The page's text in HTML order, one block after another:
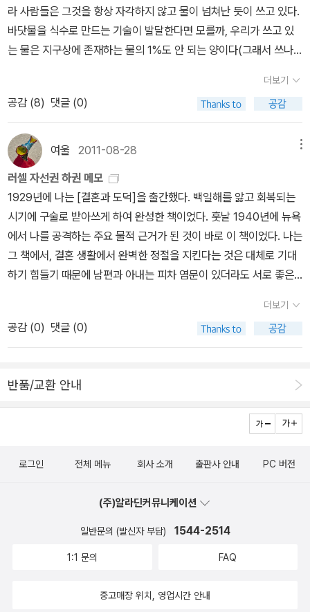
라 사람들은 그것을 항상 자각하지 않고 물이 넘쳐난 듯이 쓰고 있다.
바닷물을 식수로 만드는 기술이 발달한다면 모를까, 우리가 쓰고 있
는 물은 지구상에 존재하는 물의 1%도 안 되는 양이다(그래서 쓰나
사람들이 미래에 마실 물이 부족해질 것이고, 남은 물을 차지하기 위
해 '전쟁'을 일으킬 거라고 경고했다. 이 책은 소설의 입을 빌려 그 때
가 얼마 남지 않았다고 말한다. 2017년이면 10년도 채 남지 않은 것
이다. 마실 물이 없어 싸우고 괴로워하는 인간의 모습을 생생하게 묘
사해서 관심이 간다. 그럼에도 신기한 것은 이 소설이 청소년을 위한
소설이라는 사실이다. 그러니까 모두에게 주는 경고다. 물 좀 아껴쓰
라고. 이 책의 경고가 부디 현실에서도 이루어지길(하지만 소설이기
에 그 대안책을 철저하게 제시하지 못한다. 그저 이럴 것이다고만 말
할 뿐). 무엇보다 식수전쟁 같은, 인류 스스로가 초래한 비극이 없기
를.(이렇게 네 권으로 표지를 늘어놓을 수 있다니, 그 자체로 만족이
다)『견인도시 연대기』. 이번 페이퍼가 주로 다룰 책은 소설이 아니지
만은 이 소설을 뛰어넘어갈 수 없다. 개인적으로 이번 달에 나온 최고
의 신작이라고 생각한다. 물론 작년 2월부터 등장해서 조금 식상한
소설 같이 SF에 뭔가를 섞어 놓으면 조금 틀어지는 감이 있다. 『반지
참 많았지만)'에만 열중함으로써 독자들을 집중하게 하지 않았나. 『견
인도시 연대기』가 걸작이라면, SF와 판타지라는, 비슷한 것 같으면
서도 다른 두 장르를 성공적으로 혼합시켜야 한다. 그런데 번역이라
무려 10년 전에 나온 책이다. 물론 그 동안 철저한 준비를 했겠지만
흥미롭지만 뭔가 내 기대를 망칠지도 모른다....... 이런 막연한 두려움
이 한편으로는 존재한다. 하지만 어쨌든 소설이니까! 그리고 풀어낼
『해적판 스캔들』은 그냥 관심이 있어서 선정했다. 우리 주변에 존재
더보기
공감 (8) 댓글 (0)
여울 2011-08-28
러셀 자선권 하권 메모
1929년에 나는 [결혼과 도덕]을 출간했다. 백일해를 앓고 회복되는
시기에 구술로 받아쓰게 하여 완성한 책이었다. 훗날 1940년에 뉴욕
에서 나를 공격하는 주요 물적 근거가 된 것이 바로 이 책이었다. 나는
그 책에서, 결혼 생활에서 완벽한 정절을 지킨다는 것은 대체로 기대
하기 힘들기 때문에 남편과 아내는 피차 염문이 있더라도 서로 좋은
남편이 아닌 다른 사람의 자식을 가지면 결혼 생활을 연장하는 데 유
리하다고 주장한 바는 결코 없었다. 오히려 그럴 때는 이혼하는 것이
바람직하다고 생각했다. 지금은 결혼이라는 문제를 어떻게 생각하는
든 반대론에 부딪히는 것 같다. 다른 제도들이 초래하는 불행과 비교
할 때, 어쩌면 이혼이 쉬울수록 불행도 줄어들지 모른다.1930년, 나
는 [행복의 정복]이란 책을 발간했다. 이것은 사회 및 경제 제도를 변
야기되는 불행을 어떻게 극복할 수 있는지에 대해 상식 선에서 충고
론의 자유가 가득했고, 나는 미국에서 누리지 못한 그 자유를 다시 한
번 만끽할 수 있었다....나는 자유로운 토론 분위기를 더 한층 중시하
은 1949년에 같은 제목으로 출간되었는데, 산업주의의 확대를 동반
1어떤 이상들은 파괴적인 성격이 있어서, 전쟁이나 혁명 같은 방법이
더보기
공감 (0) 댓글 (0)
반품/교환 안내
로그인 전체 메뉴 회사 소개 출판사 안내 PC 버전
(주)알라딘커뮤니케이션
일반문의 (발신자 부담) 1544-2514
1:1 문의 FAQ
중고매장 위치, 영업시간 안내